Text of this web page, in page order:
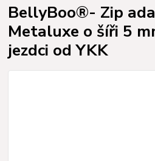
BellyBoo®- Zip
Metaluxe o šíři 5
jezdci od YKK